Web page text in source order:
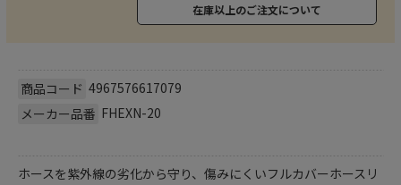
在庫以上のご注文について
商品コード 4967576617079
メーカー品番 FHEXN-20
ホースを紫外線の劣化から守り、傷みにくいフルカバーホースリ